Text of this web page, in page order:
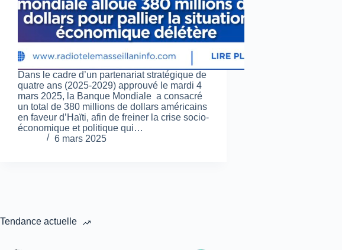
Dans le cadre d’un partenariat stratégique de
quatre ans (2025-2029) approuvé le mardi 4
mars 2025, la Banque Mondiale a consacré
un total de 380 millions de dollars américains
en faveur d’Haïti, afin de freiner la crise socio-
économique et politique qui…
6 mars 2025
Tendance actuelle